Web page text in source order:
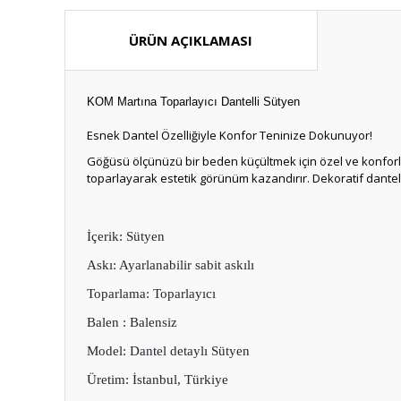
ÜRÜN AÇIKLAMASI
KOM Martına Toparlayıcı Dantelli Sütyen
Esnek Dantel Özelliğiyle Konfor Teninize Dokunuyor!
Göğüsü ölçünüzü bir beden küçültmek için özel ve
toparlayarak estetik görünüm kazandırır. Dekoratif
İçerik: Sütyen
Askı: Ayarlanabilir sabit askılı
Toparlama: Toparlayıcı
Balen : Balensiz
Model: Dantel detaylı Sütyen
Üretim: İstanbul, Türkiye